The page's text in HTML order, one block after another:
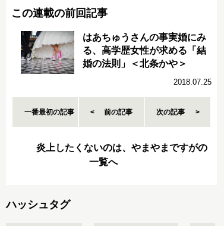
この連載の前回記事
はあちゅうさんの事実婚にみ
る、高学歴女性が求める「結
婚の法則」＜北条かや＞
2018.07.25
一番最初の記事 前の記事 次の記事
炎上したくないのは、やまやまですがの
一覧へ
ハッシュタグ